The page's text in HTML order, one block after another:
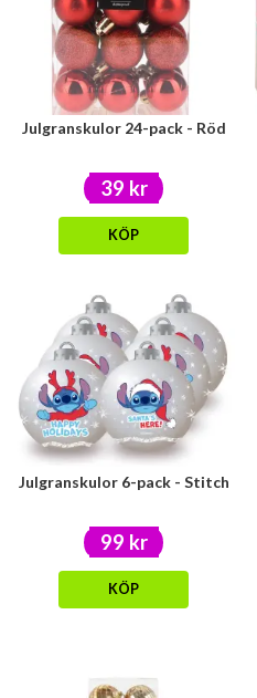
Julgranskulor 24-pack - Röd
39 kr
KÖP
Julgranskulor 6-pack - Stitch
99 kr
KÖP